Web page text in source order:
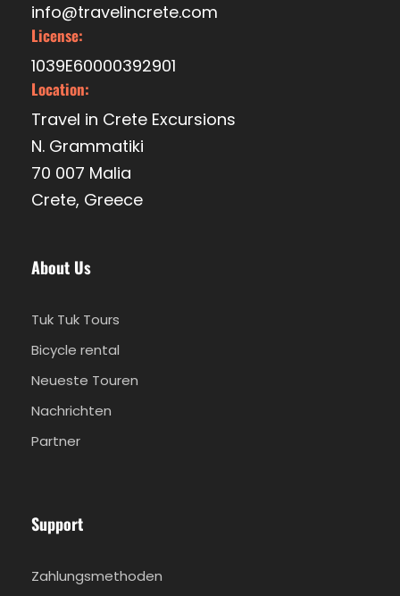
info@travelincrete.com
License:
1039E60000392901
Location:
Travel in Crete Excursions
N. Grammatiki
70 007 Malia
Crete, Greece
About Us
Tuk Tuk Tours
Bicycle rental
Neueste Touren
Nachrichten
Partner
Support
Zahlungsmethoden